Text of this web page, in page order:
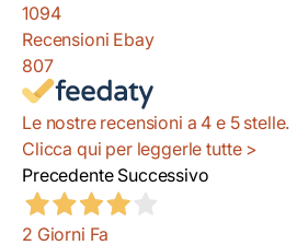
1094
Recensioni Ebay
807
Le nostre recensioni a 4 e 5 stelle.
Clicca qui per leggerle tutte >
Precedente Successivo
2 Giorni Fa